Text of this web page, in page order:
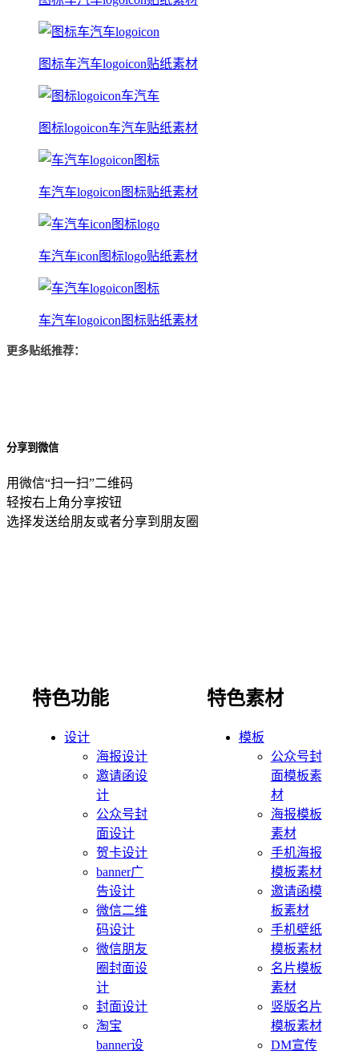
图标车汽车logoicon贴纸素材
图标logoicon车汽车贴纸素材
车汽车logoicon图标贴纸素材
车汽车icon图标logo贴纸素材
车汽车logoicon图标贴纸素材
更多贴纸推荐：
分享到微信
用微信“扫一扫”二维码
轻按右上角分享按钮
选择发送给朋友或者分享到朋友圈
特色功能
设计
海报设计
邀请函设
计
公众号封
面设计
贺卡设计
banner广
告设计
微信二维
码设计
微信朋友
圈封面设
计
封面设计
淘宝
banner设
特色素材
模板
公众号封
面模板素
材
海报模板
素材
手机海报
模板素材
邀请函模
板素材
手机壁纸
模板素材
名片模板
素材
竖版名片
模板素材
DM宣传